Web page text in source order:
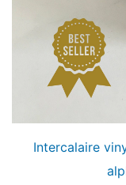
Intercalaire